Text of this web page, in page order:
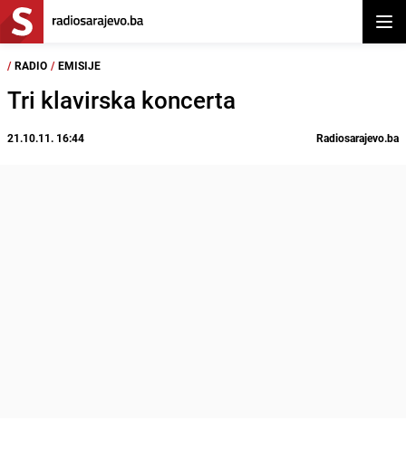
/ RADIO / EMISIJE
Tri klavirska koncerta
21.10.11. 16:44 Radiosarajevo.ba